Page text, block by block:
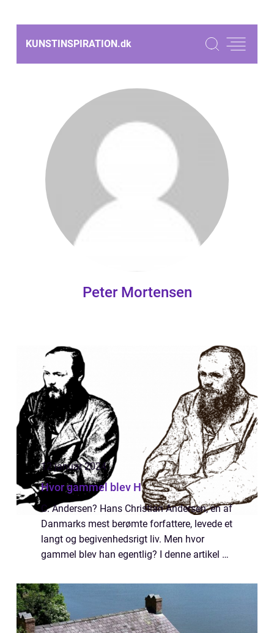
KUNSTINSPIRATION.dk
Peter Mortensen
12 januar 2024
Hvor gammel blev H
C. Andersen? Hans Christian Andersen, en af
Danmarks mest berømte forfattere, levede et
langt og begivenhedsrigt liv. Men hvor
gammel blev han egentlig? I denne artikel vil
vigtige facts om ham, som vil være in...